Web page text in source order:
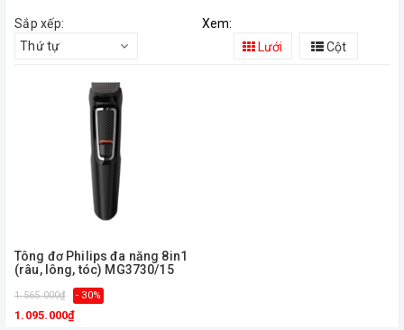
Sắp xếp:
Thứ tự
Xem:
Lưới
Cột
Tông đơ Philips đa năng 8in1
(râu, lông, tóc) MG3730/15
1.565.000₫ - 30%
1.095.000₫